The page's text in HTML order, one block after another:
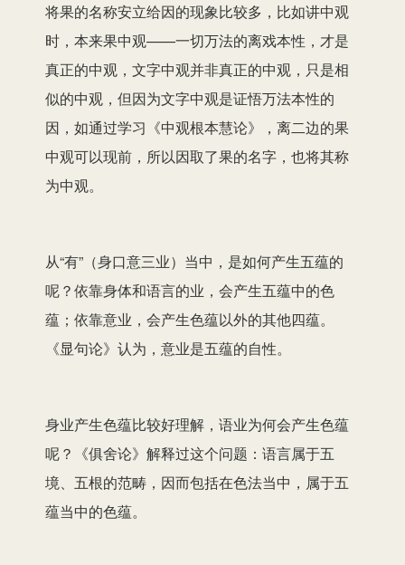
将果的名称安立给因的现象比较多，比如讲中观
时，本来果中观——一切万法的离戏本性，才是
真正的中观，文字中观并非真正的中观，只是相
似的中观，但因为文字中观是证悟万法本性的
因，如通过学习《中观根本慧论》，离二边的果
中观可以现前，所以因取了果的名字，也将其称
为中观。
从“有”（身口意三业）当中，是如何产生五蕴的
呢？依靠身体和语言的业，会产生五蕴中的色
蕴；依靠意业，会产生色蕴以外的其他四蕴。
《显句论》认为，意业是五蕴的自性。
身业产生色蕴比较好理解，语业为何会产生色蕴
呢？《俱舍论》解释过这个问题：语言属于五
境、五根的范畴，因而包括在色法当中，属于五
蕴当中的色蕴。